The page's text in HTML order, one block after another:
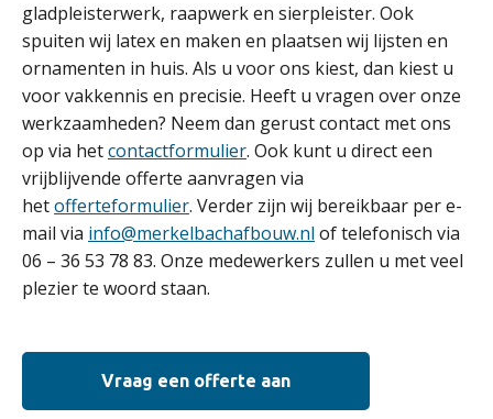
gladpleisterwerk, raapwerk en sierpleister. Ook
spuiten wij latex en maken en plaatsen wij lijsten en
ornamenten in huis. Als u voor ons kiest, dan kiest u
voor vakkennis en precisie. Heeft u vragen over onze
werkzaamheden? Neem dan gerust contact met ons
op via hetcontactformulier. Ook kunt u direct een
vrijblijvende offerte aanvragen via
hetofferteformulier. Verder zijn wij bereikbaar per e-
mail via info@merkelbachafbouw.nl of telefonisch via
06 – 36 53 78 83. Onze medewerkers zullen u met veel
plezier te woord staan.
Vraag een offerte aan